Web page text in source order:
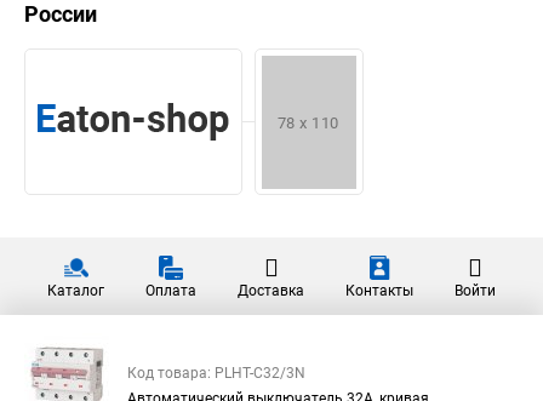
России
Каталог Оплата Доставка Контакты Войти
Код товара: PLHT-C32/3N